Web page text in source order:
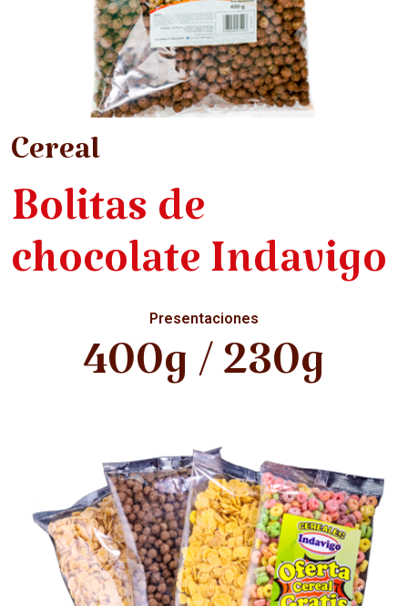
Cereal
Bolitas de
chocolate Indavigo
Presentaciones
400g / 230g